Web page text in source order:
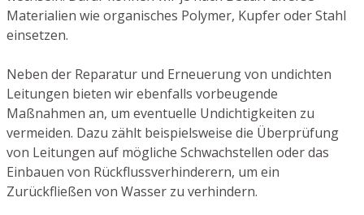
Materialien wie organisches Polymer, Kupfer oder Stahl
einsetzen.
Neben der Reparatur und Erneuerung von undichten
Leitungen bieten wir ebenfalls vorbeugende
Maßnahmen an, um eventuelle Undichtigkeiten zu
vermeiden. Dazu zählt beispielsweise die Überprüfung
von Leitungen auf mögliche Schwachstellen oder das
Einbauen von Rückflussverhinderern, um ein
Zurückfließen von Wasser zu verhindern.